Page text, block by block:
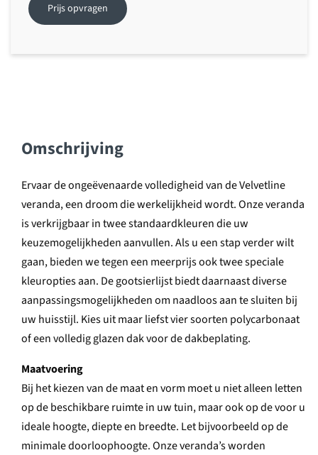
Prijs opvragen
Omschrijving
Ervaar de ongeëvenaarde volledigheid van de Velvetline
veranda, een droom die werkelijkheid wordt. Onze veranda
is verkrijgbaar in twee standaardkleuren die uw
keuzemogelijkheden aanvullen. Als u een stap verder wilt
gaan, bieden we tegen een meerprijs ook twee speciale
kleuropties aan. De gootsierlijst biedt daarnaast diverse
aanpassingsmogelijkheden om naadloos aan te sluiten bij
uw huisstijl. Kies uit maar liefst vier soorten polycarbonaat
of een volledig glazen dak voor de dakbeplating.
Maatvoering
Bij het kiezen van de maat en vorm moet u niet alleen letten
op de beschikbare ruimte in uw tuin, maar ook op de voor u
ideale hoogte, diepte en breedte. Let bijvoorbeeld op de
minimale doorloophoogte. Onze veranda’s worden